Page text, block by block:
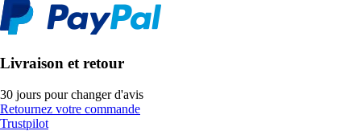
Livraison et retour
30 jours pour changer d'avis
Retournez votre commande
Trustpilot